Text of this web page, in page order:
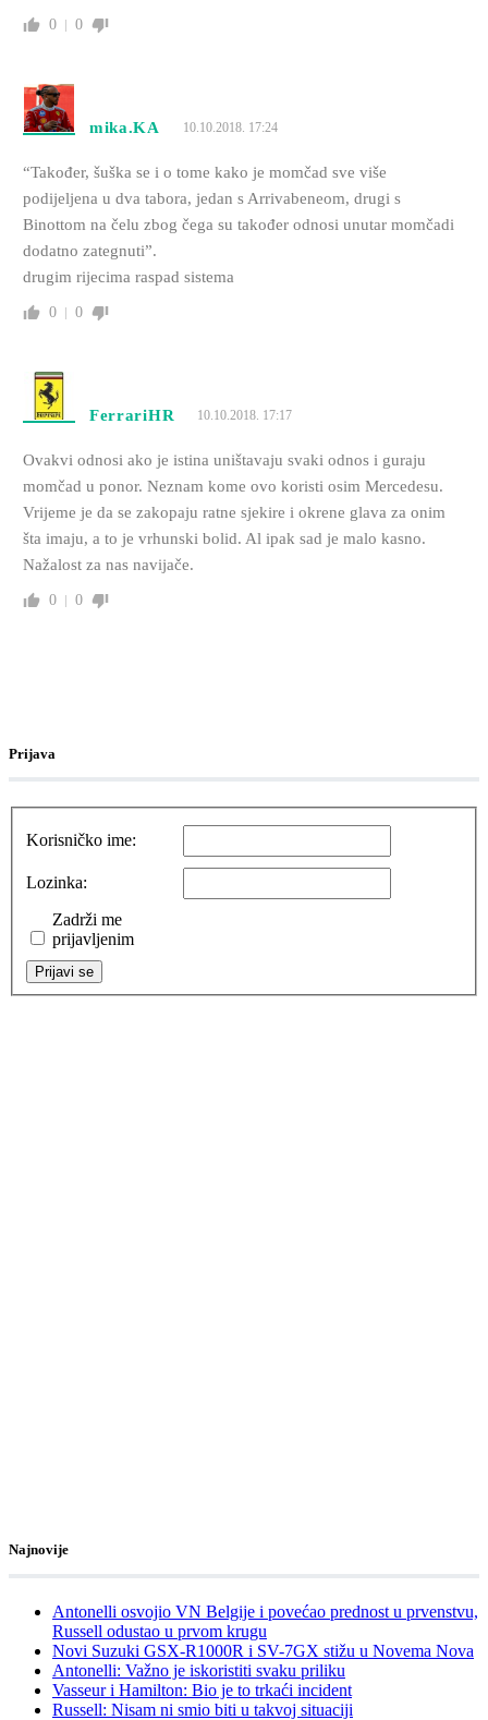
0 0
mika.KA 10.10.2018. 17:24
“Također, šuška se i o tome kako je momčad sve više
podijeljena u dva tabora, jedan s Arrivabeneom, drugi s
Binottom na čelu zbog čega su također odnosi unutar momčadi
dodatno zategnuti”.
drugim rijecima raspad sistema
0 0
FerrariHR 10.10.2018. 17:17
Ovakvi odnosi ako je istina uništavaju svaki odnos i guraju
momčad u ponor. Neznam kome ovo koristi osim Mercedesu.
Vrijeme je da se zakopaju ratne sjekire i okrene glava za onim
šta imaju, a to je vrhunski bolid. Al ipak sad je malo kasno.
Nažalost za nas navijače.
0 0
Prijava
Korisničko ime:
Lozinka:
Zadrži me
prijavljenim
Prijavi se
Najnovije
Antonelli osvojio VN Belgije i povećao prednost u prvenstvu,
Russell odustao u prvom krugu
Novi Suzuki GSX-R1000R i SV-7GX stižu u Novema Nova
Antonelli: Važno je iskoristiti svaku priliku
Vasseur i Hamilton: Bio je to trkaći incident
Russell: Nisam ni smio biti u takvoj situaciji